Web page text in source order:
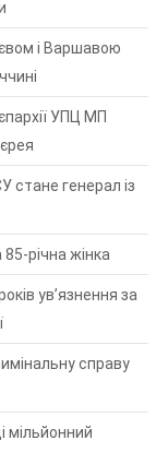
і Варшавою
УПЦ МП
стане генерал із
річна жінка
ув’язнення за
справу
мільйонний